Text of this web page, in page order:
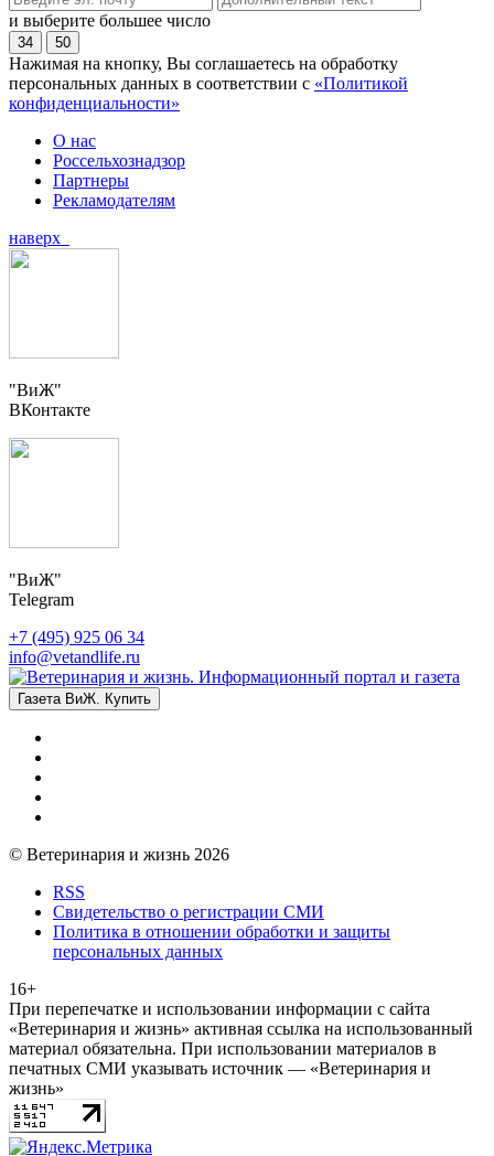
и выберите большее число
34 50
Нажимая на кнопку, Вы соглашаетесь на обработку
персональных данных в соответствии с «Политикой
конфиденциальности»
О нас
Россельхознадзор
Партнеры
Рекламодателям
наверх
"ВиЖ"
ВКонтакте
"ВиЖ"
Telegram
+7 (495) 925 06 34
info@vetandlife.ru
Газета ВиЖ. Купить
© Ветеринария и жизнь 2026
RSS
Свидетельство о регистрации СМИ
Политика в отношении обработки и защиты
персональных данных
16+
При перепечатке и использовании информации с сайта
«Ветеринария и жизнь» активная ссылка на использованный
материал обязательна. При использовании материалов в
печатных СМИ указывать источник — «Ветеринария и
жизнь»